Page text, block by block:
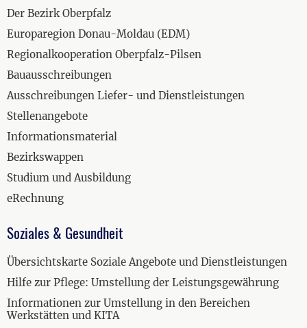
Der Bezirk Oberpfalz
Europaregion Donau-Moldau (EDM)
Regionalkooperation Oberpfalz-Pilsen
Bauausschreibungen
Ausschreibungen Liefer- und Dienstleistungen
Stellenangebote
Informationsmaterial
Bezirkswappen
Studium und Ausbildung
eRechnung
Soziales & Gesundheit
Übersichtskarte Soziale Angebote und Dienstleistungen
Hilfe zur Pflege: Umstellung der Leistungsgewährung
Informationen zur Umstellung in den Bereichen
Werkstätten und KITA